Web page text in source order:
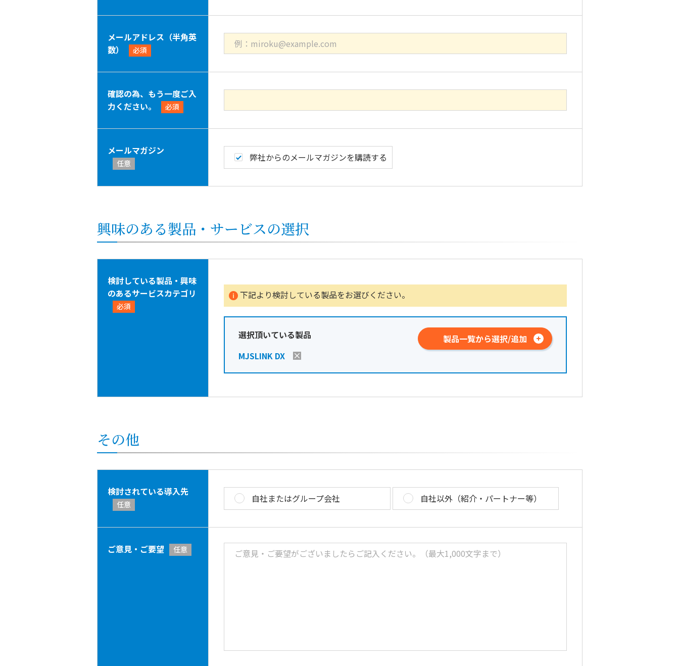
メールアドレス（半角英
数）
必須
確認の為、もう一度ご入
力ください。
必須
メールマガジン
任意 弊社からのメールマガジンを購読する
興味のある製品・サービスの選択
検討している製品・興味
のあるサービスカテゴリ
必須
下記より検討している製品をお選びください。
選択頂いている製品
MJSLINK DX
製品一覧から選択/追加
その他
検討されている導入先
任意 自社またはグループ会社 自社以外（紹介・パートナー等）
ご意見・ご要望 任意